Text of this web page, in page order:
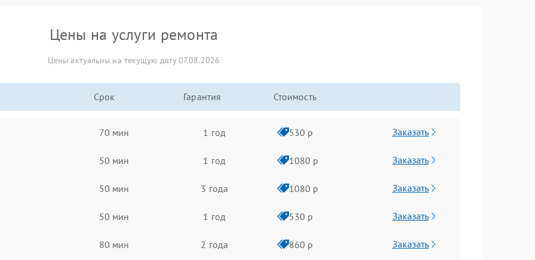
Цены на услуги ремонта
Цены актуальны на текущую дату 07.08.2026
Срок Гарантия Стоимость
70 мин 1 год 530 р Заказать
50 мин 1 год 1080 р Заказать
50 мин 3 года 1080 р Заказать
50 мин 1 год 530 р Заказать
80 мин 2 года 860 р Заказать